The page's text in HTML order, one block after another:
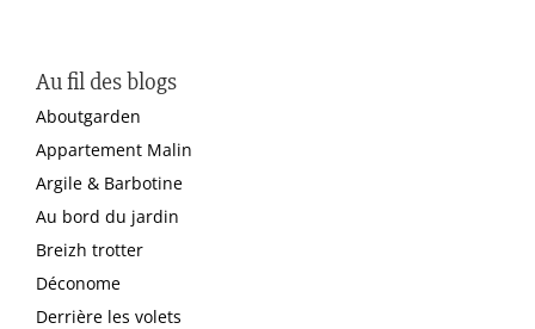
Au fil des blogs
Aboutgarden
Appartement Malin
Argile & Barbotine
Au bord du jardin
Breizh trotter
Déconome
Derrière les volets